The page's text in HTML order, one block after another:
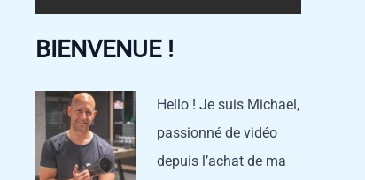
BIENVENUE !
Hello ! Je suis Michael,
passionné de vidéo
depuis l’achat de ma